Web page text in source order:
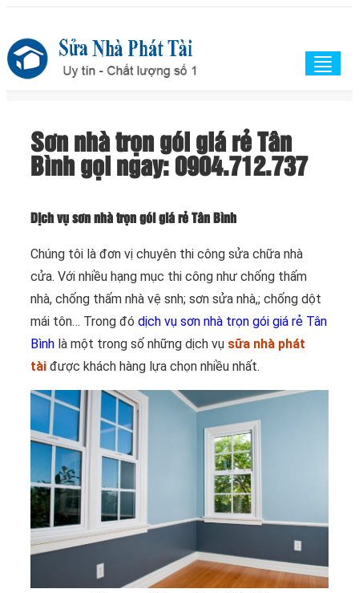
Sơn nhà trọn gói giá rẻ Tân
Bình gọi ngay: 0904.712.737
Dịch vụ sơn nhà trọn gói giá rẻ Tân Bình
Chúng tôi là đơn vị chuyên thi công sửa chữa nhà
cửa. Với nhiều hạng mục thi công như chống thấm
nhà, chống thấm nhà vệ snh; sơn sửa nhà,; chống dột
mái tôn… Trong đó dịch vụ sơn nhà trọn gói giá rẻ Tân
Bình là một trong số những dịch vụ sữa nhà phát
tài được khách hàng lựa chọn nhiều nhất.